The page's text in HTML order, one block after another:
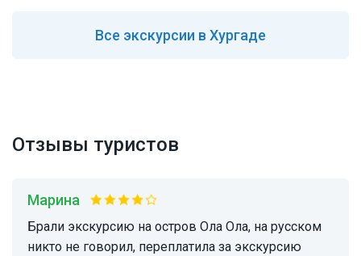
Все экскурсии в Хургаде
Отзывы туристов
Марина
Брали экскурсию на остров Ола Ола, на русском
никто не говорил, переплатила за экскурсию